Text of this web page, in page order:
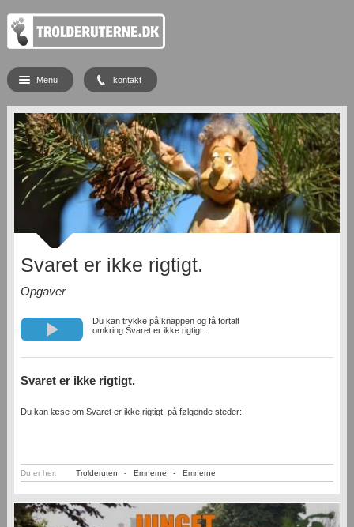
Svaret er ikke rigtigt.
Opgaver
Du kan trykke på knappen og få fortalt
omkring Svaret er ikke rigtigt.
Svaret er ikke rigtigt.
Du kan læse om Svaret er ikke rigtigt. på følgende steder:
Du er her: Trolderuten - Emnerne - Emnerne
Menu kontakt